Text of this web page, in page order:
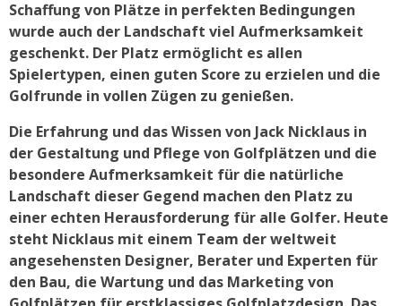
Schaffung von Plätze in perfekten Bedingungen
wurde auch der Landschaft viel Aufmerksamkeit
geschenkt. Der Platz ermöglicht es allen
Spielertypen, einen guten Score zu erzielen und die
Golfrunde in vollen Zügen zu genießen.
Die Erfahrung und das Wissen von Jack Nicklaus in
der Gestaltung und Pflege von Golfplätzen und die
besondere Aufmerksamkeit für die natürliche
Landschaft dieser Gegend machen den Platz zu
einer echten Herausforderung für alle Golfer. Heute
steht Nicklaus mit einem Team der weltweit
angesehensten Designer, Berater und Experten für
den Bau, die Wartung und das Marketing von